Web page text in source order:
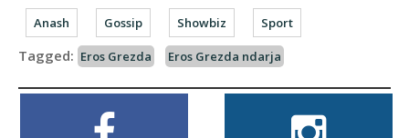
Anash Gossip Showbiz Sport
Tagged: Eros Grezda Eros Grezda ndarja